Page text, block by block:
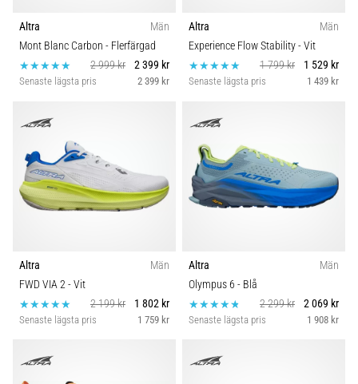
Altra
Män
Mont Blanc Carbon - Flerfärgad
2 999 kr
2 399 kr
Senaste lägsta pris 2 399 kr
Altra
Män
Experience Flow Stability- Vit
1 799 kr
1 529 kr
Senaste lägsta pris 1 439 kr
Altra
Män
FWD VIA 2- Vit
2 199 kr
1 802 kr
Senaste lägsta pris 1 759 kr
Altra
Män
Olympus 6 - Blå
2 299 kr
2 069 kr
Senaste lägsta pris 1 908 kr